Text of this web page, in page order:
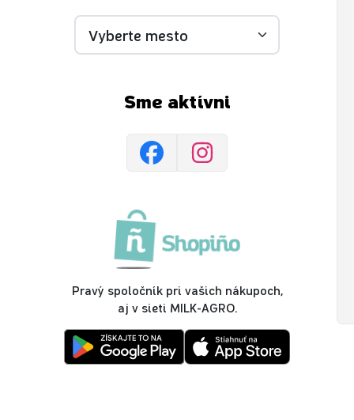
Sme aktívni
Pravý spoločník pri vašich nákupoch,
aj v sieti MILK-AGRO.